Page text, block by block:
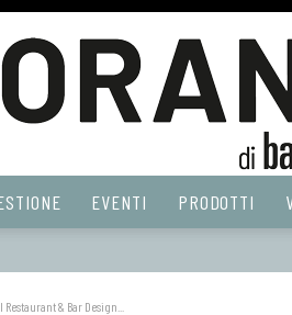
EVENTI PRODOTTI
& Bar Design...